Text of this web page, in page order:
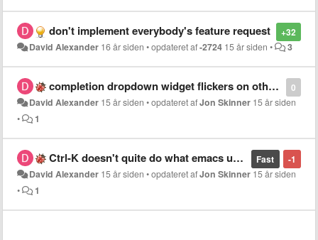
+32
don't implement everybody's feature request
David Alexander 16 år siden •opdateret af-2724 15 år siden • 3
0
completion dropdown widget flickers on other monitor before appearing
David Alexander 15 år siden •opdateret afJon Skinner 15 år siden
•
1
-1
Fast
Ctrl-K doesn't quite do what emacs users would expect
David Alexander 15 år siden •opdateret afJon Skinner 15 år siden
•
1